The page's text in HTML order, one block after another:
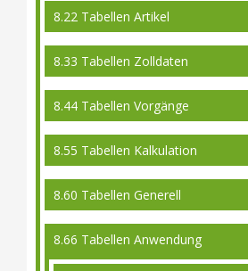
8.22 Tabellen Artikel
8.33 Tabellen Zolldaten
8.44 Tabellen Vorgänge
8.55 Tabellen Kalkulation
8.60 Tabellen Generell
8.66 Tabellen Anwendung